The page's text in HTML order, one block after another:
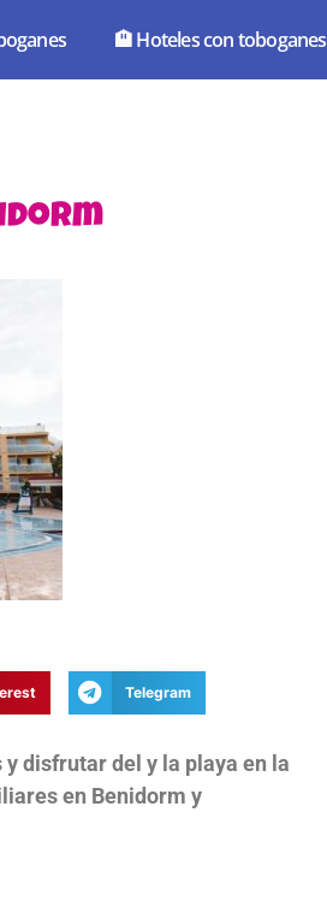
🏨 Hoteles con toboganes
Telegram
disfrutar del y la playa en la
en Benidorm y